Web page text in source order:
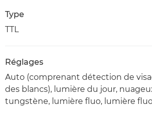
Type
TTL
Réglages
Auto (comprenant détection de
des blancs), lumière du jour,
tungstène, lumière fluo, lumière